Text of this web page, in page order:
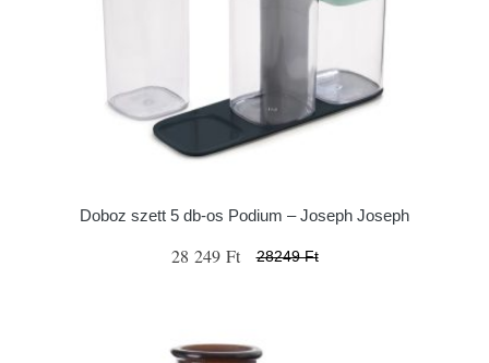
Doboz szett 5 db-os Podium – Joseph Joseph
28 249 Ft 28249 Ft